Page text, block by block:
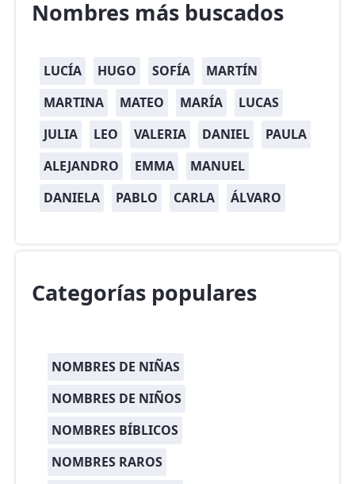
Nombres más buscados
LUCÍA HUGO SOFÍA
MARTÍN
MARTINA
MATEO MARÍA
LUCAS
JULIA
LEO VALERIA DANIEL
PAULA
ALEJANDRO
EMMA
MANUEL
DANIELA
PABLO CARLA ÁLVARO
Categorías populares
NOMBRES DE NIÑAS
NOMBRES DE NIÑOS
NOMBRES BÍBLICOS
NOMBRES RAROS